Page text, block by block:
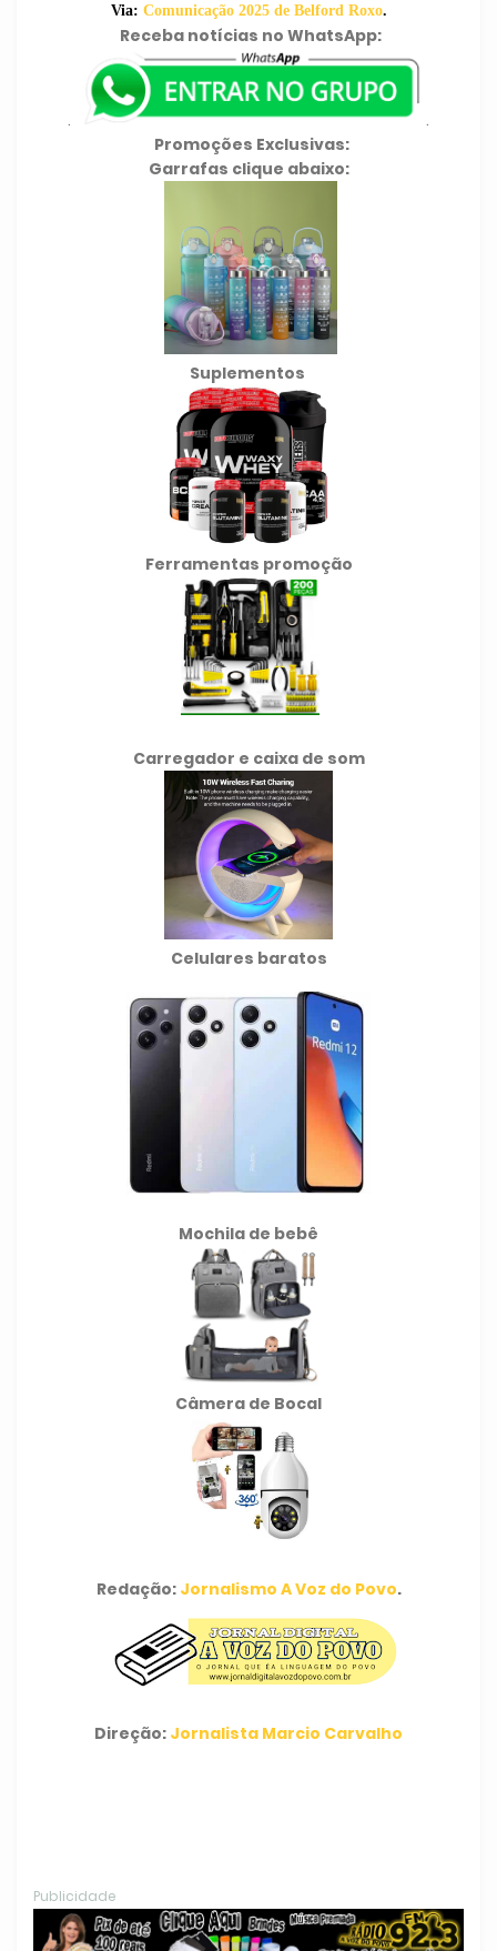
Via: Comunicação 2025 de Belford Roxo.
Receba notícias no WhatsApp:
.
.
Promoções Exclusivas:
Garrafas clique abaixo:
Suplementos
Ferramentas promoção
Carregador e caixa de som
Celulares baratos
Mochila de bebê
Câmera de Bocal
Redação: Jornalismo A Voz do Povo.
Direção: Jornalista Marcio Carvalho
Publicidade